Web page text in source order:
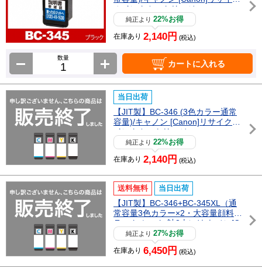
ルインクカートリッジ
純正より22%お得
在庫あり 2,140円 (税込)
数量
カートに入れる
当日出荷
【JIT製】BC-346 (3色カラー通常
容量)/キャノン [Canon]リサイクル
インクカートリッジ
純正より22%お得
在庫あり 2,140円 (税込)
送料無料 当日出荷
【JIT製】BC-346+BC-345XL（通
常容量3色カラー×2・大容量顔料ブ
ラック セット 計3本）/キヤノン[C
anon]リサイクルインクカートリッ
ジ
純正より27%お得
在庫あり 6,450円 (税込)